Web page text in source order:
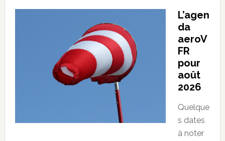
L’agen
da
aeroV
FR
pour
août
2026
Quelque
s dates
à noter